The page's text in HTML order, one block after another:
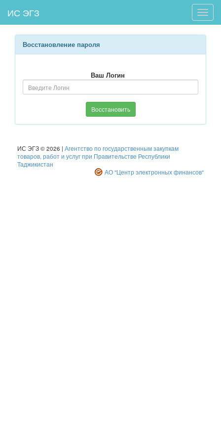
Toggle
ИС ЭГЗ
Восстановление пароля
Ваш Логин
Восстановить
ИС ЭГЗ © 2026 | Агентство по государственным закупкам
товаров, работ и услуг при Правительстве Республики
Таджикистан
АО "Центр электронных финансов"